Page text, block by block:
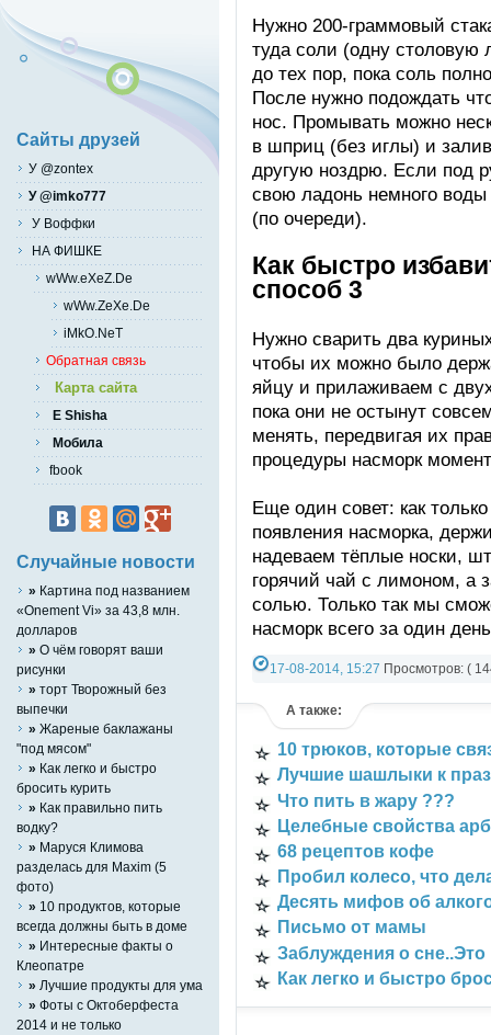
Нужно 200-граммовый
туда соли (одну столовую
до тех пор, пока соль
После нужно подождать
нос. Промывать можно
в шприц (без иглы) и
другую ноздрю. Если под
свою ладонь немного воды
(по очереди).
Как быстро
способ 3
Нужно сварить два
чтобы их можно было
яйцу и прилаживаем с
пока они не остынут
менять, передвигая их
процедуры насморк
Еще один совет: как
появления насморка,
надеваем тёплые носки,
горячий чай с лимоном, а
солью. Только так мы
насморк всего за один
17-08-2014, 15:27 Просмотров: (
А также:
10 трюков, которые
Лучшие шашлыки к
Что пить в жару ???
Целебные свойства
68 рецептов кофе
Пробил колесо, что
Десять мифов об
Письмо от мамы
Заблуждения о сне..Это
Как легко и быстро
Сайты друзей
У @zontex
У @imko777
У Воффки
НА ФИШКЕ
wWw.eXeZ.De
wWw.ZeXe.De
iMkO.NeT
Обратная связь
Карта сайта
E Shisha
Мобила
fbook
Случайные новости
» Картина под названием
«Onement Vi» за 43,8 млн.
долларов
» О чём говорят ваши
рисунки
» торт Творожный без
выпечки
» Жареные баклажаны
"под мясом"
» Как легко и быстро
бросить курить
» Как правильно пить
водку?
» Маруся Климова
разделась для Maxim (5
фото)
» 10 продуктов, которые
всегда должны быть в доме
» Интересные факты о
Клеопатре
» Лучшие продукты для ума
» Фоты с Октоберфеста
2014 и не только